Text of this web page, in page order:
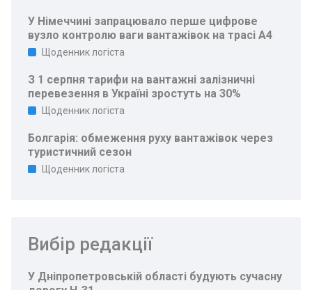
У Німеччині запрацювало перше цифрове
вузло контролю ваги вантажівок на трасі A4
Щоденник логіста
З 1 серпня тарифи на вантажні залізничні
перевезення в Україні зростуть на 30%
Щоденник логіста
Болгарія: обмеження руху вантажівок через
туристичний сезон
Щоденник логіста
Вибір редакції
У Дніпропетровській області будують сучасну